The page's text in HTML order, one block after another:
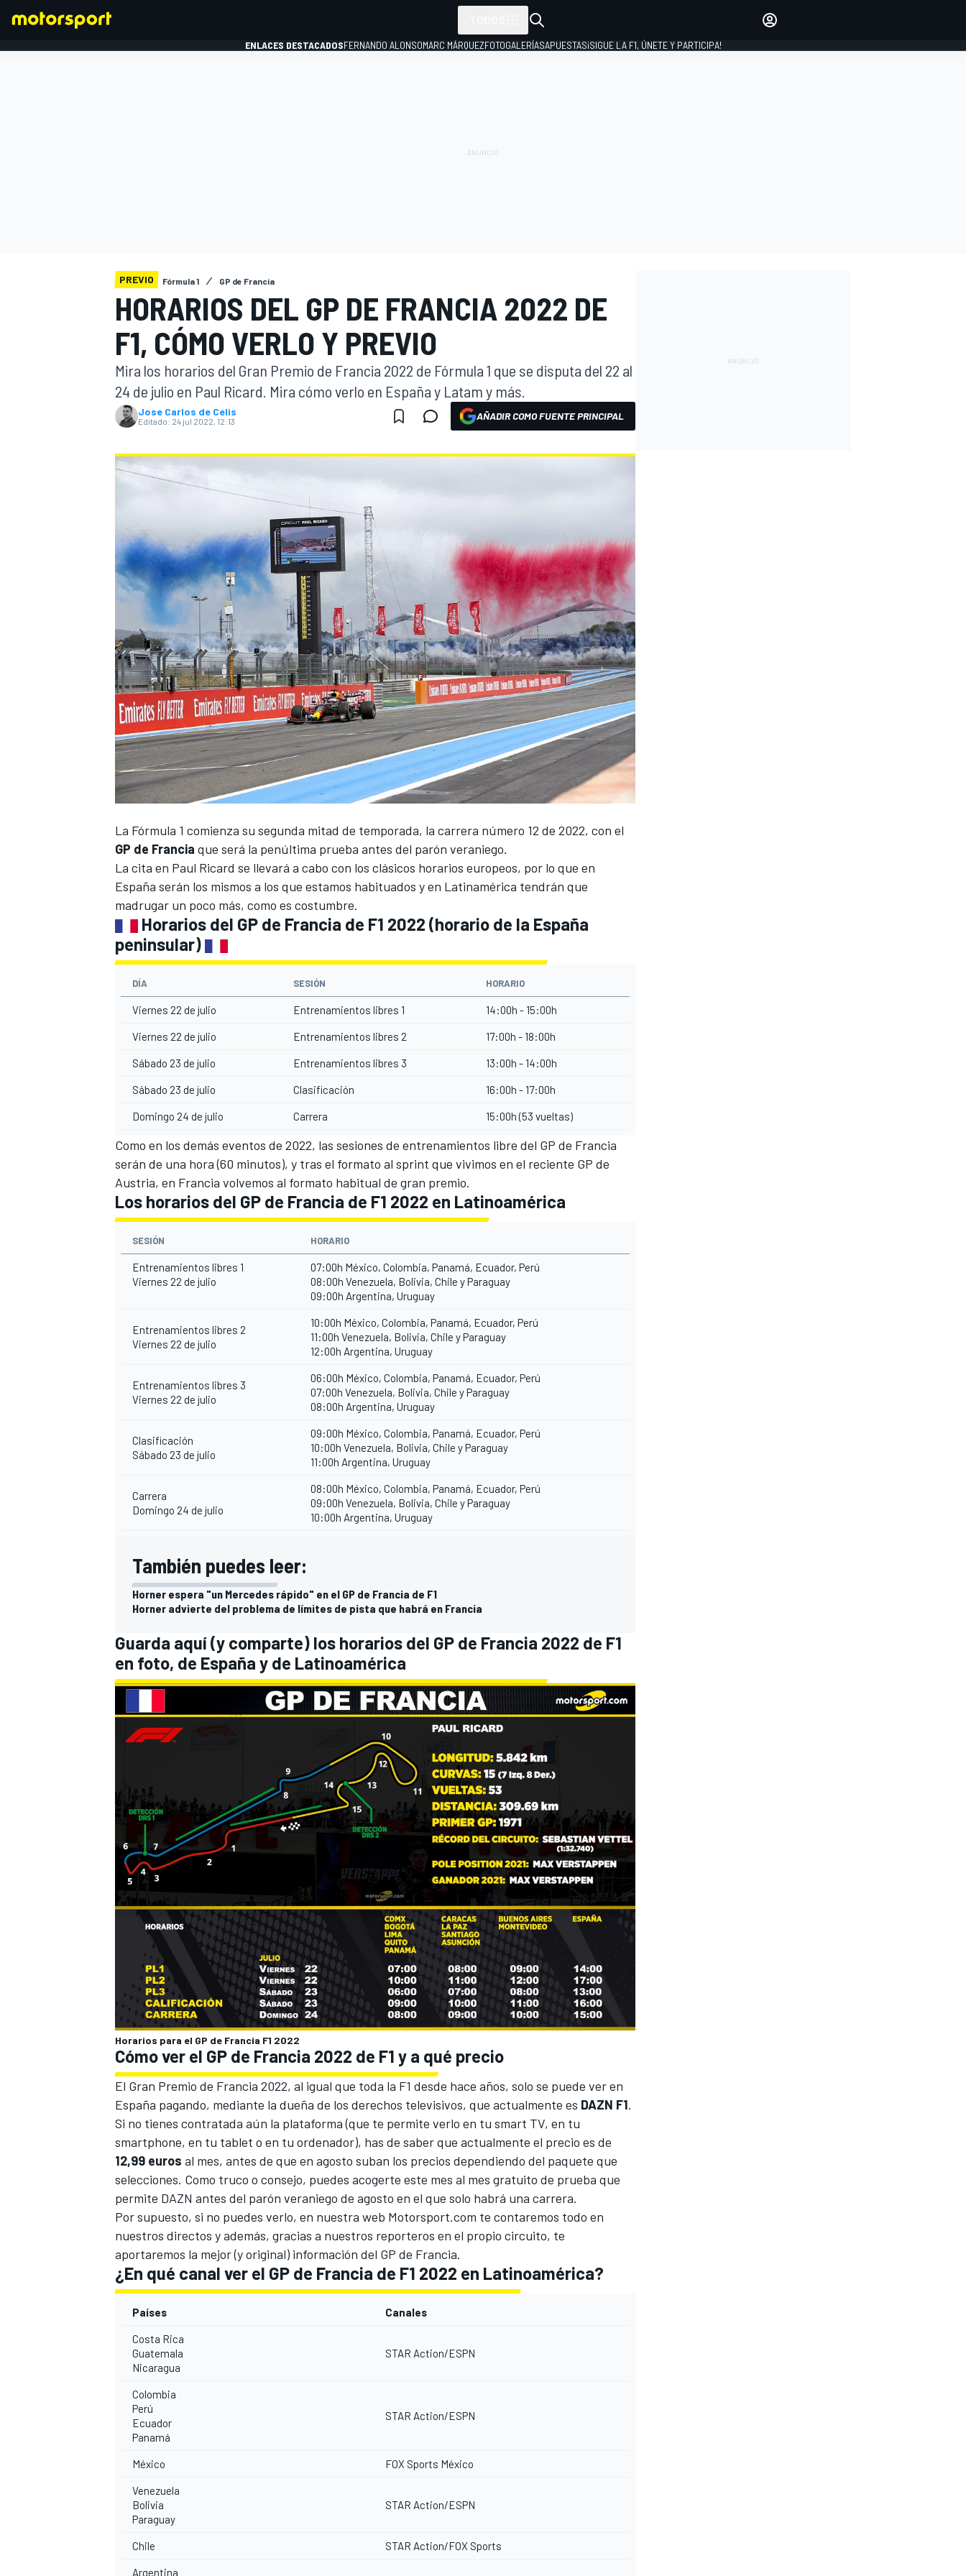
INDYCAR
WEC FÓRMULA E
ENLACES DESTACADOSFERNANDO ALONSOMARC MÁRQUEZFOTOGALERÍASAPUESTAS¡SIGUE LA F1, ÚNETE Y PARTICIPA!
PREVIO Fórmula 1 GP de Francia
HORARIOS DEL GP DE FRANCIA 2022 DE
F1, CÓMO VERLO Y PREVIO
Mira los horarios del Gran Premio de Francia 2022 de Fórmula 1 que se disputa del 22 al
24 de julio en Paul Ricard. Mira cómo verlo en España y Latam y más.
Jose Carlos de Celis
Editado: 24 jul 2022, 12:13 AÑADIR COMO FUENTE PRINCIPAL
La Fórmula 1 comienza su segunda mitad de temporada, la carrera número 12 de 2022, con el
GP de Francia que será la penúltima prueba antes del parón veraniego.
La cita en Paul Ricard se llevará a cabo con los clásicos horarios europeos, por lo que en
España serán los mismos a los que estamos habituados y en Latinamérica tendrán que
madrugar un poco más, como es costumbre.
Horarios del GP de Francia de F1 2022 (horario de la España
peninsular)
DÍA SESIÓN HORARIO
Viernes 22 de julio Entrenamientos libres 1 14:00h - 15:00h
Viernes 22 de julio Entrenamientos libres 2 17:00h - 18:00h
Sábado 23 de julio Entrenamientos libres 3 13:00h - 14:00h
Sábado 23 de julio Clasificación 16:00h - 17:00h
Domingo 24 de julio Carrera 15:00h (53 vueltas)
Como en los demás eventos de 2022, las sesiones de entrenamientos libre del GP de Francia
serán de una hora (60 minutos), y tras el formato al sprint que vivimos en el reciente GP de
Austria, en Francia volvemos al formato habitual de gran premio.
Los horarios del GP de Francia de F1 2022 en Latinoamérica
SESIÓN HORARIO
Entrenamientos libres 1
Viernes 22 de julio
07:00h México, Colombia, Panamá, Ecuador, Perú
08:00h Venezuela, Bolivia, Chile y Paraguay
09:00h Argentina, Uruguay
Entrenamientos libres 2
Viernes 22 de julio
10:00h México, Colombia, Panamá, Ecuador, Perú
11:00h Venezuela, Bolivia, Chile y Paraguay
12:00h Argentina, Uruguay
Entrenamientos libres 3
Viernes 22 de julio
06:00h México, Colombia, Panamá, Ecuador, Perú
07:00h Venezuela, Bolivia, Chile y Paraguay
08:00h Argentina, Uruguay
Clasificación
Sábado 23 de julio
09:00h México, Colombia, Panamá, Ecuador, Perú
10:00h Venezuela, Bolivia, Chile y Paraguay
11:00h Argentina, Uruguay
Carrera
Domingo 24 de julio
08:00h México, Colombia, Panamá, Ecuador, Perú
09:00h Venezuela, Bolivia, Chile y Paraguay
10:00h Argentina, Uruguay
También puedes leer:
Horner espera "un Mercedes rápido" en el GP de Francia de F1
Horner advierte del problema de límites de pista que habrá en Francia
Guarda aquí (y comparte) los horarios del GP de Francia 2022 de F1
en foto, de España y de Latinoamérica
Horarios para el GP de Francia F1 2022
Cómo ver el GP de Francia 2022 de F1 y a qué precio
El Gran Premio de Francia 2022, al igual que toda la F1 desde hace años, solo se puede ver en
España pagando, mediante la dueña de los derechos televisivos, que actualmente es DAZN F1.
Si no tienes contratada aún la plataforma (que te permite verlo en tu smart TV, en tu
smartphone, en tu tablet o en tu ordenador), has de saber que actualmente el precio es de
12,99 euros al mes, antes de que en agosto suban los precios dependiendo del paquete que
selecciones. Como truco o consejo, puedes acogerte este mes al mes gratuito de prueba que
permite DAZN antes del parón veraniego de agosto en el que solo habrá una carrera.
Por supuesto, si no puedes verlo, en nuestra web Motorsport.com te contaremos todo en
nuestros directos y además, gracias a nuestros reporteros en el propio circuito, te
aportaremos la mejor (y original) información del GP de Francia.
¿En qué canal ver el GP de Francia de F1 2022 en Latinoamérica?
Países Canales
Costa Rica
Guatemala
Nicaragua
STAR Action/ESPN
Colombia
Perú
Ecuador
Panamá
STAR Action/ESPN
México FOX Sports México
Venezuela
Bolivia
Paraguay
STAR Action/ESPN
Chile STAR Action/FOX Sports
Argentina